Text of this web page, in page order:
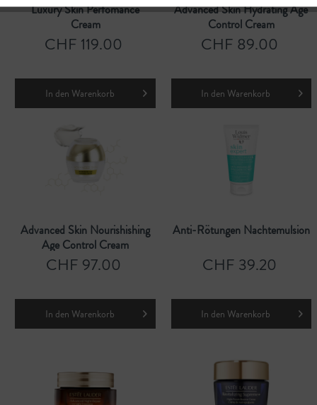
Luxury Skin Perfomance
Cream
CHF 119.00
In den Warenkorb
Advanced Skin Hydrating Age
Control Cream
CHF 89.00
In den Warenkorb
Advanced Skin Nourishishing
Age Control Cream
CHF 97.00
In den Warenkorb
Anti-Rötungen Nachtemulsion
CHF 39.20
In den Warenkorb